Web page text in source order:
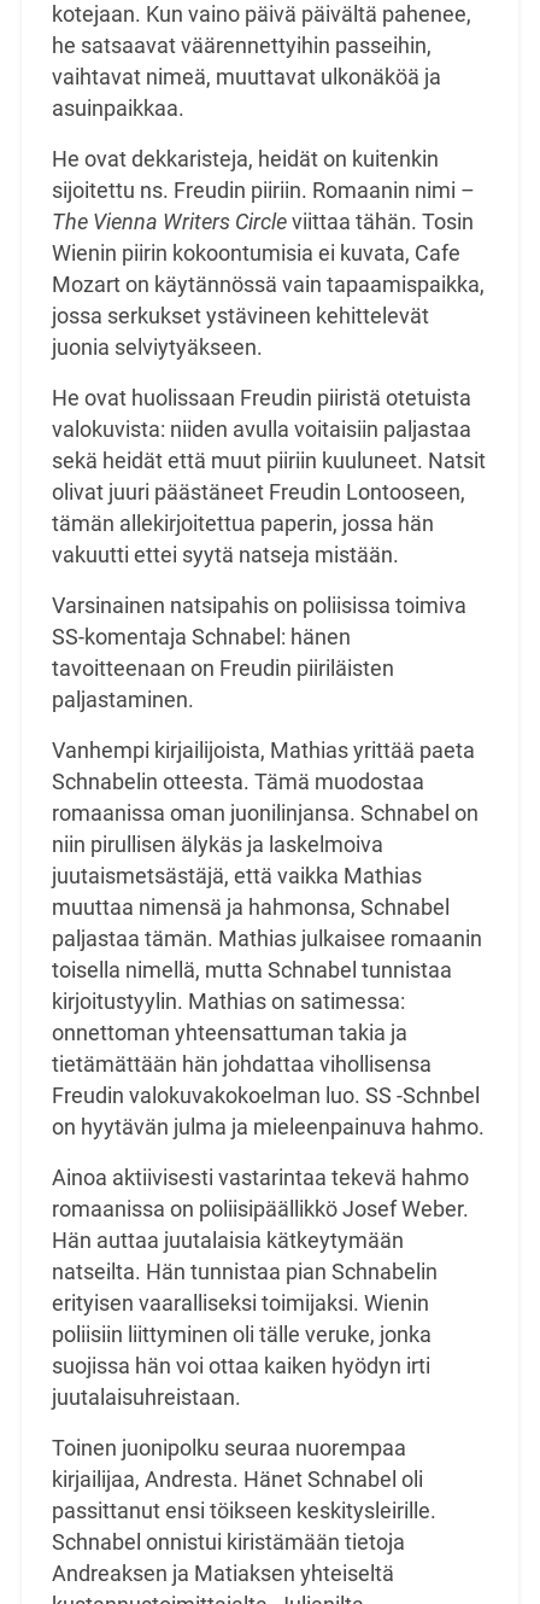
kotejaan. Kun vaino päivä päivältä pahenee,
he satsaavat väärennettyihin passeihin,
vaihtavat nimeä, muuttavat ulkonäköä ja
asuinpaikkaa.
He ovat dekkaristeja, heidät on kuitenkin
sijoitettu ns. Freudin piiriin. Romaanin nimi –
The Vienna Writers Circleviittaa tähän. Tosin
Wienin piirin kokoontumisia ei kuvata, Cafe
Mozart on käytännössä vain tapaamispaikka,
jossa serkukset ystävineen kehittelevät
juonia selviytyäkseen.
He ovat huolissaan Freudin piiristä otetuista
valokuvista: niiden avulla voitaisiin paljastaa
sekä heidät että muut piiriin kuuluneet. Natsit
olivat juuri päästäneet Freudin Lontooseen,
tämän allekirjoitettua paperin, jossa hän
vakuutti ettei syytä natseja mistään.
Varsinainen natsipahis on poliisissa toimiva
SS-komentaja Schnabel: hänen
tavoitteenaan on Freudin piiriläisten
paljastaminen.
Vanhempi kirjailijoista, Mathias yrittää paeta
Schnabelin otteesta. Tämä muodostaa
romaanissa oman juonilinjansa. Schnabel on
niin pirullisen älykäs ja laskelmoiva
juutaismetsästäjä, että vaikka Mathias
muuttaa nimensä ja hahmonsa, Schnabel
paljastaa tämän. Mathias julkaisee romaanin
toisella nimellä, mutta Schnabel tunnistaa
kirjoitustyylin. Mathias on satimessa:
onnettoman yhteensattuman takia ja
tietämättään hän johdattaa vihollisensa
Freudin valokuvakokoelman luo. SS -Schnbel
on hyytävän julma ja mieleenpainuva hahmo.
Ainoa aktiivisesti vastarintaa tekevä hahmo
romaanissa on poliisipäällikkö Josef Weber.
Hän auttaa juutalaisia kätkeytymään
natseilta. Hän tunnistaa pian Schnabelin
erityisen vaaralliseksi toimijaksi. Wienin
poliisiin liittyminen oli tälle veruke, jonka
suojissa hän voi ottaa kaiken hyödyn irti
juutalaisuhreistaan.
Toinen juonipolku seuraa nuorempaa
kirjailijaa, Andresta. Hänet Schnabel oli
passittanut ensi töikseen keskitysleirille.
Schnabel onnistui kiristämään tietoja
Andreaksen ja Matiaksen yhteiseltä